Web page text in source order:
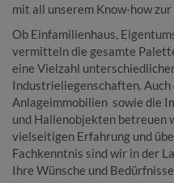
mit all unserem Know-how zur
Ob Einfamilienhaus,
vermitteln die gesamte
eine Vielzahl
Industrieliegenschaften.
Anlageimmobilien sowie die
und Hallenobjekten betreuen
vielseitigen Erfahrung und
Fachkenntnis sind wir in der
Ihre Wünsche und